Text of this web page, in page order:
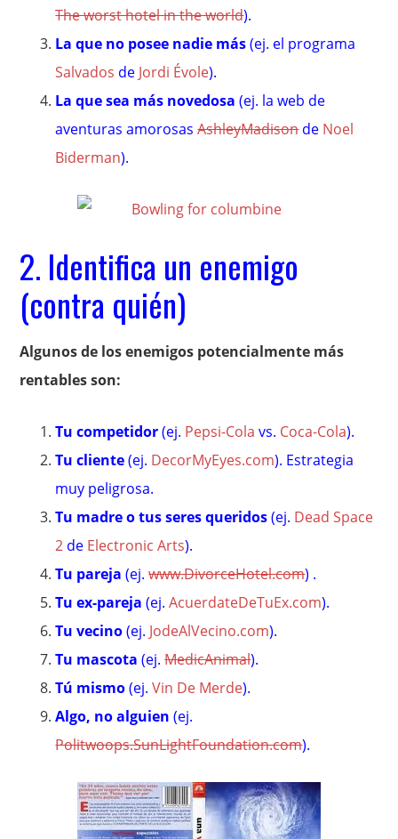
The worst hotel in the world).
La que no posee nadie más(ej. el programa
Salvados de Jordi Évole).
La que sea más novedosa (ej. la web de
aventuras amorosasAshleyMadisonde Noel
Biderman).
2. Identifica un enemigo
(contra quién)
Algunos de los enemigos potencialmente más
rentables son:
Tu competidor(ej. Pepsi-Cola vs. Coca-Cola).
Tu cliente(ej. DecorMyEyes.com). Estrategia
muy peligrosa.
Tu madre o tus seres queridos(ej. Dead Space
2 de Electronic Arts).
Tu pareja (ej.www.DivorceHotel.com) .
Tu ex-pareja (ej.AcuerdateDeTuEx.com).
Tu vecino(ej. JodeAlVecino.com).
Tu mascota (ej.MedicAnimal).
Tú mismo(ej.Vin De Merde).
Algo, no alguien (ej.
Politwoops.SunLightFoundation.com).